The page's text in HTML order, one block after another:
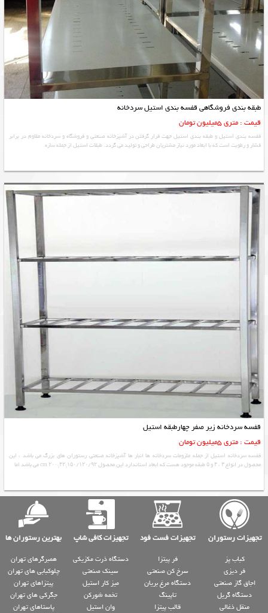
طبقه بندی فروشگاهی قفسه بندی استیل سردخانه
قیمت : متری 5میلیون تومان
قفسه بندی استیل و طبقه بندی استیل جهت قرار گرفتن در آشپزخانه صنعتی و فروشگاه و سردخانه مقاوم در برابر
فشار و رطوبت است که با ابعاد مورد نیاز مشتریان طراحی و تولید می گردد. طبقات استیل از جمله سازه
قفسه سردخانه زیر صفر چهارطبقه استیل
قیمت : متری 5میلیون تومان
قفسه سردخانه استیل از جمله ملزومات سردخانه ها انبار ها آشپزخانه صنعتی رستوران های بزرگ می باشد ، این
محصول در انواع ۳ ، ۴ و ۵ طبقه موجود هست که ابعاد استاندارد این محصول ۱۵۰/۱۲۰/۹۲*۴۲*۲۰۰ cm می باشد اما
تجهیزات رستوران تجهیزات فست فود تجهیزات کافی شاپ بهترین رستوران ها
کباب پز
فر دیزی
اجاق گاز صنعتی
دستگاه گریل
منقل ذغالی
فر پیتزا
سرخ کن صنعتی
دستگاه مرغ بریان
تاپینگ
قالب پیتزا
دستگاه ذرت مکزیکی
سینک صنعتی
میز کار استیل
تخمه شورکن
وان استیل
همبرگرهای تهران
چلوکبابی های تهران
پیتزاهای تهران
جگرکی های تهران
پاستاهای تهران